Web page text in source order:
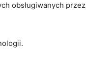
obsługiwanych przez